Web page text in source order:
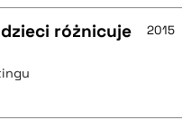
różnicuje
2015